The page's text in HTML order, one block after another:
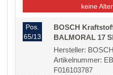
keine
Pos.
65/13
BOSCH
BALMORAL 17
Hersteller: BOSCH
Artikelnummer:
F016103787